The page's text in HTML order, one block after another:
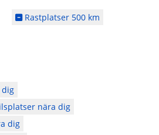
Rastplatser 500 km
dig
nära dig
dig